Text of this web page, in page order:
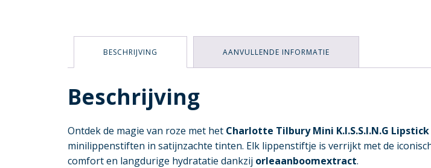
BESCHRIJVING AANVULLENDE INFORMATIE
Beschrijving
Ontdek de magie van roze met het Charlotte Tilbury Mini K.I.S.S.I.N.G
minilippenstiften in satijnzachte tinten. Elk lippenstiftje is verrijkt met de
comfort en langdurige hydratatie dankzij orleaanboomextract.